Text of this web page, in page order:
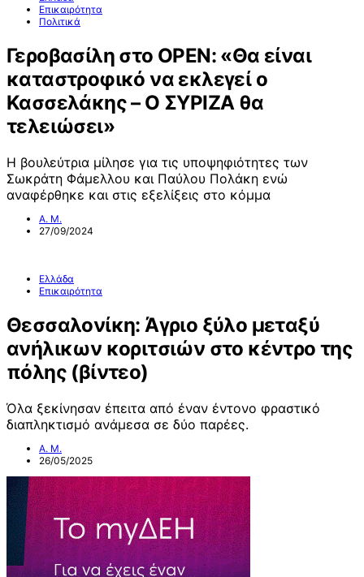
Επικαιρότητα
Πολιτικά
Γεροβασίλη στο OPEN: «Θα είναι
καταστροφικό να εκλεγεί ο
Κασσελάκης – Ο ΣΥΡΙΖΑ θα
τελειώσει»
Η βουλεύτρια μίλησε για τις υποψηφιότητες των
Σωκράτη Φάμελλου και Παύλου Πολάκη ενώ
αναφέρθηκε και στις εξελίξεις στο κόμμα
Α. Μ.
27/09/2024
Ελλάδα
Επικαιρότητα
Θεσσαλονίκη: Άγριο ξύλο μεταξύ
ανήλικων κοριτσιών στο κέντρο της
πόλης (βίντεο)
Όλα ξεκίνησαν έπειτα από έναν έντονο φραστικό
διαπληκτισμό ανάμεσα σε δύο παρέες.
Α. Μ.
26/05/2025